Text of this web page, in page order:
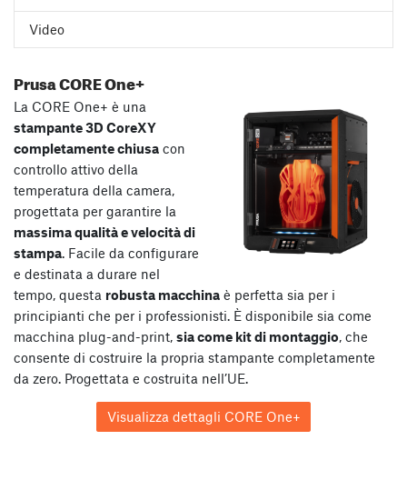
Video
Prusa CORE One+
La CORE One+ è una
stampante 3D CoreXY
completamente chiusa con
controllo attivo della
temperatura della camera,
progettata per garantire la
massima qualità e velocità di
stampa . Facile da configurare
e destinata a durare nel
tempo, questa robusta macchina è perfetta sia per i
principianti che per i professionisti. È disponibile sia come
macchina plug-and-print, sia come kit di montaggio , che
consente di costruire la propria stampante completamente
da zero. Progettata e costruita nell’UE.
Visualizza dettagli CORE One+